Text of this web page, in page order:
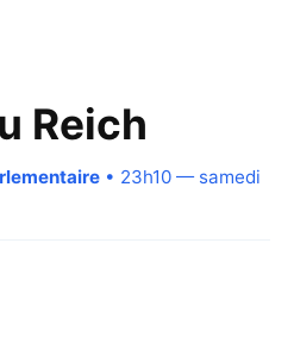
Reich
• 23h10 — samedi